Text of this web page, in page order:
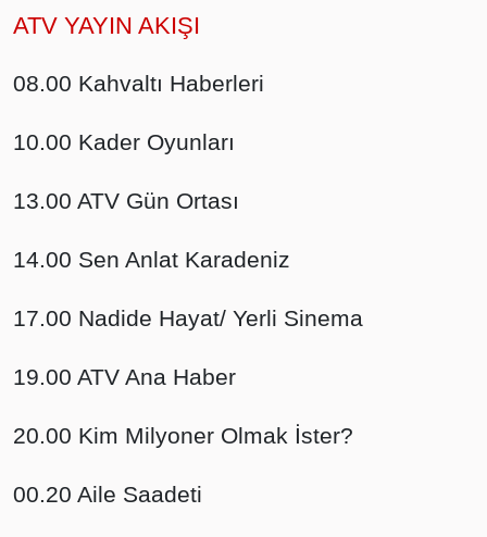
ATV YAYIN AKIŞI
08.00 Kahvaltı Haberleri
10.00 Kader Oyunları
13.00 ATV Gün Ortası
14.00 Sen Anlat Karadeniz
17.00 Nadide Hayat/ Yerli Sinema
19.00 ATV Ana Haber
20.00 Kim Milyoner Olmak İster?
00.20 Aile Saadeti